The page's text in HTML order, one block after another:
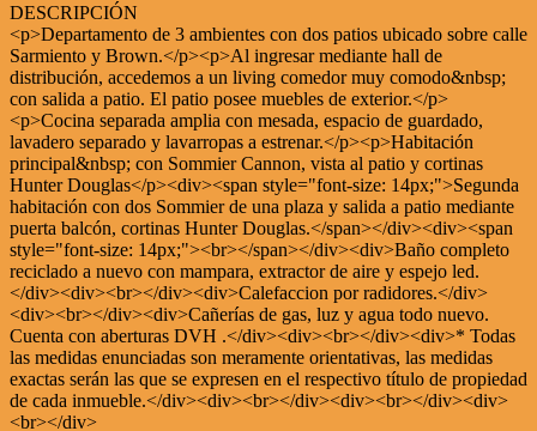
DESCRIPCIÓN
<p>Departamento de 3 ambientes con dos patios ubicado sobre calle
Sarmiento y Brown.</p><p>Al ingresar mediante hall de
distribución, accedemos a un living comedor muy comodo&nbsp;
con salida a patio. El patio posee muebles de exterior.</p>
<p>Cocina separada amplia con mesada, espacio de guardado,
lavadero separado y lavarropas a estrenar.</p><p>Habitación
principal&nbsp; con Sommier Cannon, vista al patio y cortinas
Hunter Douglas</p><div><span style="font-size: 14px;">Segunda
habitación con dos Sommier de una plaza y salida a patio mediante
puerta balcón, cortinas Hunter Douglas.</span></div><div><span
style="font-size: 14px;"><br></span></div><div>Baño completo
reciclado a nuevo con mampara, extractor de aire y espejo led.
</div><div><br></div><div>Calefaccion por radidores.</div>
<div><br></div><div>Cañerías de gas, luz y agua todo nuevo.
Cuenta con aberturas DVH .</div><div><br></div><div>* Todas
las medidas enunciadas son meramente orientativas, las medidas
exactas serán las que se expresen en el respectivo título de propiedad
de cada inmueble.</div><div><br></div><div><br></div><div>
<br></div>